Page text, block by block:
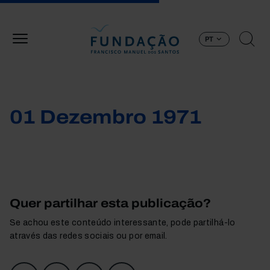
PT
01 Dezembro 1971
Quer partilhar esta publicação?
Se achou este conteúdo interessante, pode partilhá-lo
através das redes sociais ou por email.